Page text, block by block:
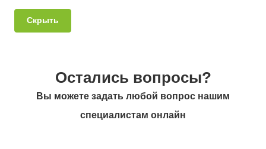
Скрыть
Остались вопросы?
Вы можете задать любой вопрос нашим
специалистам онлайн